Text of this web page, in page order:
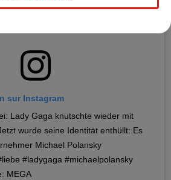
sur Instagram
Lady Gaga knutschte wieder mit
wurde seine Identität enthüllt: Es
Michael Polansky
#ladygaga #michaelpolansky
MEGA